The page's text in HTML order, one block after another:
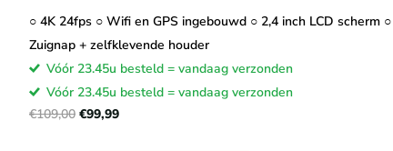
○ 4K 24fps ○ Wifi en GPS ingebouwd ○ 2,4 inch LCD scherm ○
Zuignap + zelfklevende houder
Vóór 23.45u besteld = vandaag verzonden
Vóór 23.45u besteld = vandaag verzonden
€109,00 €99,99